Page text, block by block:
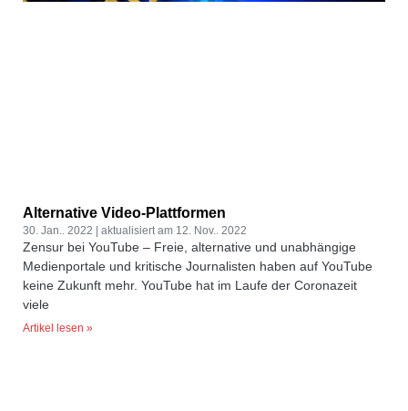
Alternative Video-Plattformen
30. Jan.. 2022 12. Nov.. 2022
Zensur bei YouTube – Freie, alternative und unabhängige
Medienportale und kritische Journalisten haben auf YouTube
keine Zukunft mehr. YouTube hat im Laufe der Coronazeit
viele
Artikel lesen »